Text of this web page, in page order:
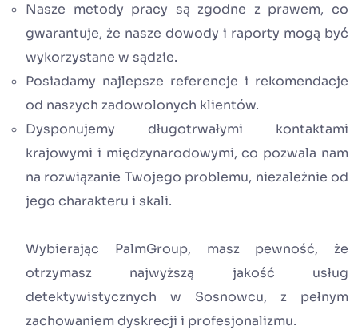
Nasze metody pracy są zgodne z prawem, co
gwarantuje, że nasze dowody i raporty mogą być
wykorzystane w sądzie.
Posiadamy najlepsze referencje i rekomendacje
od naszych zadowolonych klientów.
Dysponujemy długotrwałymi kontaktami
krajowymi i międzynarodowymi, co pozwala nam
na rozwiązanie Twojego problemu, niezależnie od
jego charakteru i skali.
Wybierając PalmGroup, masz pewność, że
otrzymasz najwyższą jakość usług
detektywistycznych w Sosnowcu, z pełnym
zachowaniem dyskrecji i profesjonalizmu.